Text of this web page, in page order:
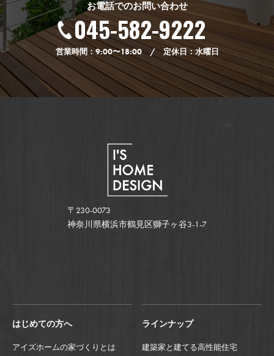
お電話でのお問い合わせ
045-582-9222
営業時間：9:00〜18:00 / 定休日：水曜日
〒230-0073
神奈川県横浜市鶴見区獅子ヶ谷3-1-7
はじめての方へ
アイズホームの家づくりとは
ラインナップ
建築家と建てる高性能住宅